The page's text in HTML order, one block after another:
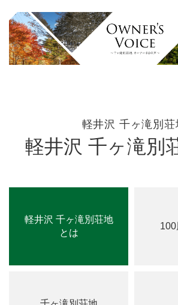
軽井沢 千ヶ滝別荘
軽井沢 千ヶ滝別
軽井沢 千ヶ滝別荘地
とは